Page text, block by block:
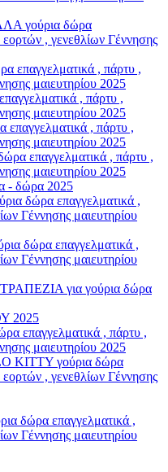
γούρια δώρα
, γενεθλίων Γέννησης
επαγγελματικά , πάρτυ ,
μαιευτηρίου 2025
, πάρτυ ,
μαιευτηρίου 2025
, πάρτυ ,
μαιευτηρίου 2025
επαγγελματικά , πάρτυ ,
μαιευτηρίου 2025
- δώρα 2025
δώρα επαγγελματικά ,
Γέννησης μαιευτηρίου
δώρα επαγγελματικά ,
Γέννησης μαιευτηρίου
για γούρια δώρα
2025
επαγγελματικά , πάρτυ ,
μαιευτηρίου 2025
γούρια δώρα
, γενεθλίων Γέννησης
δώρα επαγγελματικά ,
Γέννησης μαιευτηρίου